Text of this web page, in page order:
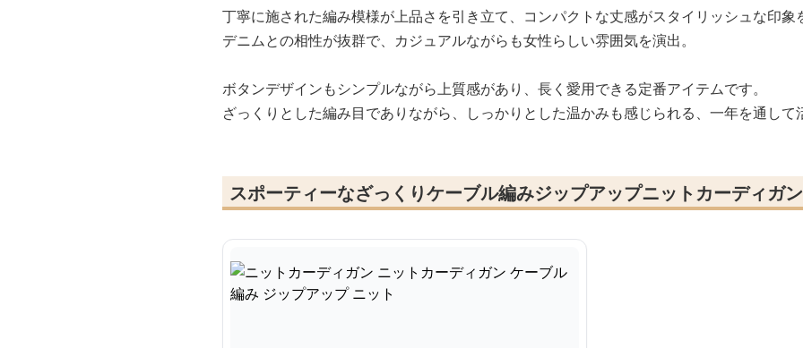
丁寧に施された編み模様が上品さを引き立て、コンパクトな丈感がスタイリッシュな印象
デニムとの相性が抜群で、カジュアルながらも女性らしい雰囲気を演出。
ボタンデザインもシンプルながら上質感があり、長く愛用できる定番アイテムです。
ざっくりとした編み目でありながら、しっかりとした温かみも感じられる、一年を通して
スポーティーなざっくりケーブル編みジップアップニットカーディガン